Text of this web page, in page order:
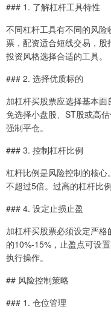
### 1. 了解杠杆工具特性
不同杠杆工具有不同的风
票，配资适合短线交易，
投资风格选择合适的工具。
### 2. 选择优质标的
加杠杆买股票应选择基本
免选择小盘股、ST股或高
强制平仓。
### 3. 控制杠杆比例
杠杆比例是风险控制的核
不超过5倍。过高的杠杆比
### 4. 设定止损止盈
加杠杆买股票必须设定严
的10%-15%，止盈点可设
执行操作。
## 风险控制策略
### 1. 仓位管理